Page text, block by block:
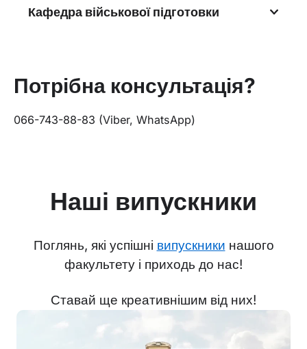
Кафедра військової підготовки
Потрібна консультація?
066-743-88-83 (Viber, WhatsApp)
Наші випускники
Поглянь, які успішні випускники нашого
факультету і приходь до нас!
Ставай ще креативнішим від них!